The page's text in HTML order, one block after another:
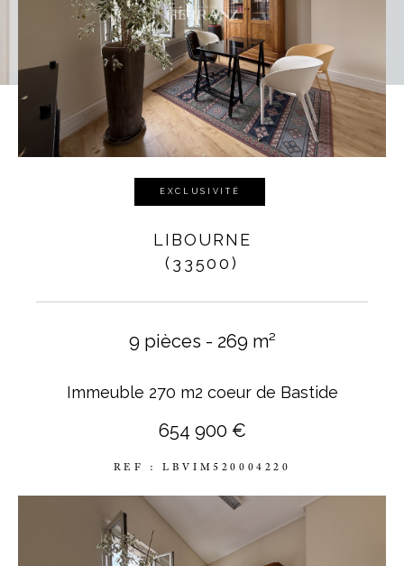
EXCLUSIVITÉ
LIBOURNE
(33500)
9 pièces - 269 m²
Immeuble 270 m2 coeur de Bastide
654 900 €
REF : LBVIM520004220